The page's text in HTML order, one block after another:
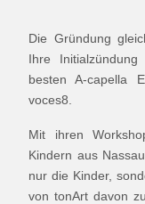
Die Gründung
Ihre
besten A-capella
voces8.
Mit ihren
Kindern aus
nur die Kinder,
von tonArt davon